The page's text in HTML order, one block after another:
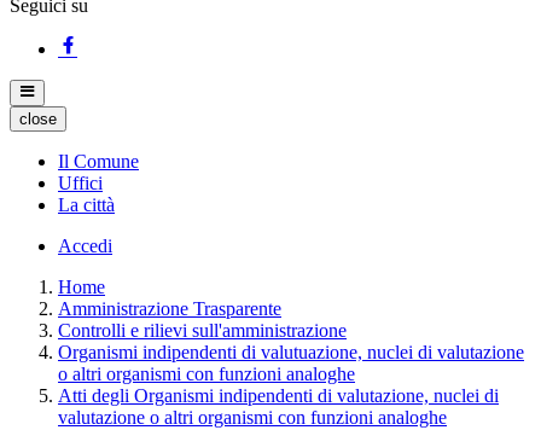
Seguici su
close
Il Comune
Uffici
La città
Accedi
Home
Amministrazione Trasparente
Controlli e rilievi sull'amministrazione
Organismi indipendenti di valutuazione, nuclei di valutazione
o altri organismi con funzioni analoghe
Atti degli Organismi indipendenti di valutazione, nuclei di
valutazione o altri organismi con funzioni analoghe